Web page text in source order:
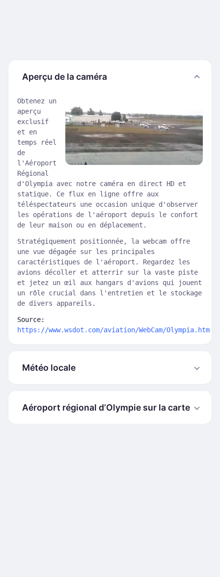
Aperçu de la caméra
Obtenez un
aperçu
exclusif
et en
temps réel
de
l'Aéroport
Régional
d'Olympia avec notre caméra en direct HD et
statique. Ce flux en ligne offre aux
téléspectateurs une occasion unique d'observer
les opérations de l'aéroport depuis le confort
de leur maison ou en déplacement.
Stratégiquement positionnée, la webcam offre
une vue dégagée sur les principales
caractéristiques de l'aéroport. Regardez les
avions décoller et atterrir sur la vaste piste
et jetez un œil aux hangars d'avions qui jouent
un rôle crucial dans l'entretien et le stockage
de divers appareils.
Source:
https://www.wsdot.com/aviation/WebCam/Olympia.htm
Météo locale
Aéroport régional d’Olympie sur la carte